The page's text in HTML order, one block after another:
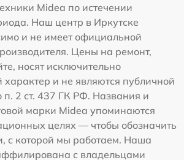
Midea по истечении
Наш центр в Иркутске
и не имеет официальной
Цены на ремонт,
носят исключительно
и не являются публичной
п. 2 ст. 437 ГК РФ. Названия и
марки Midea упоминаются
целях — чтобы обозначить
с которой мы работаем. Наша
с владельцами